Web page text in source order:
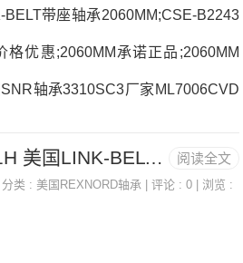
带座轴承2060MM;CSE-B2243
格优惠;2060MM承诺正品;2060MM
轴承3310SC3厂家ML7006CVD
参数3310SC3价格,3310S
，CSE-B22431H RK6-43N
销品牌推荐：UKF.209.H.CCTOO
阅读全文
CSE-B22431H 美国LINK-BELT带座轴承 2060MM
分类 :美国REXNORD轴承 | 评论 : 0 | 浏览 :